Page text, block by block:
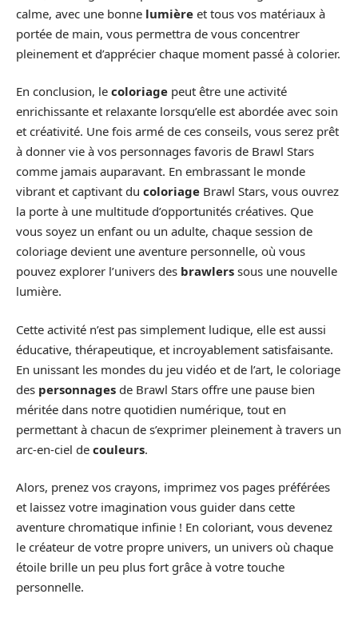
calme, avec une bonne lumière et tous vos matériaux à
portée de main, vous permettra de vous concentrer
pleinement et d’apprécier chaque moment passé à colorier.
En conclusion, le coloriage peut être une activité
enrichissante et relaxante lorsqu’elle est abordée avec soin
et créativité. Une fois armé de ces conseils, vous serez prêt
à donner vie à vos personnages favoris de Brawl Stars
comme jamais auparavant. En embrassant le monde
vibrant et captivant du coloriage Brawl Stars, vous ouvrez
la porte à une multitude d’opportunités créatives. Que
vous soyez un enfant ou un adulte, chaque session de
coloriage devient une aventure personnelle, où vous
pouvez explorer l’univers des brawlers sous une nouvelle
lumière.
Cette activité n’est pas simplement ludique, elle est aussi
éducative, thérapeutique, et incroyablement satisfaisante.
En unissant les mondes du jeu vidéo et de l’art, le coloriage
des personnages de Brawl Stars offre une pause bien
méritée dans notre quotidien numérique, tout en
permettant à chacun de s’exprimer pleinement à travers un
arc-en-ciel de couleurs.
Alors, prenez vos crayons, imprimez vos pages préférées
et laissez votre imagination vous guider dans cette
aventure chromatique infinie ! En coloriant, vous devenez
le créateur de votre propre univers, un univers où chaque
étoile brille un peu plus fort grâce à votre touche
personnelle.